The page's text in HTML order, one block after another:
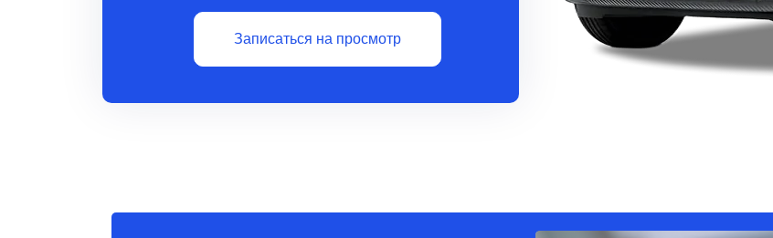
Записаться на просмотр